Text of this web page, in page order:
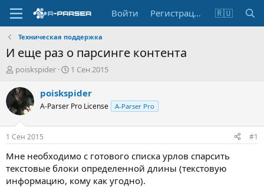
Войти Регистрация 🇷🇺
Техническая поддержка
И еще раз о парсинге контента
А
т
о
р
т
е
м
ы
poiskspider
Д
т
н
а
л
1 Сен 2015
poiskspider
A-Parser Pro License A-Parser Pro
1 Сен 2015 #1
Мне необходимо с готового списка урлов спарсить
текстовые блоки определенной длины (текстовую
информацию, кому как угодно).